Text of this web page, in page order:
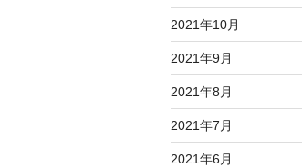
2021年10月
2021年9月
2021年8月
2021年7月
2021年6月